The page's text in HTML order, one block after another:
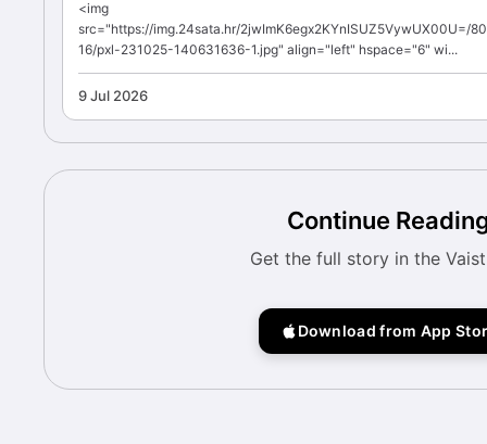
<img
src="https://img.24sata.hr/2jwImK6egx2KYnISUZ5VywUX00U=/
16/pxl-231025-140631636-1.jpg" align="left" hspace="6" wi...
9 Jul 2026
Continue
Get the full story in the
Download from App